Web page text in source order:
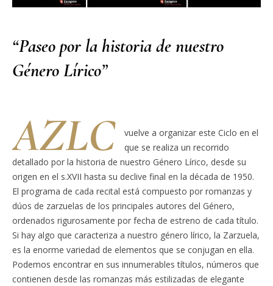
“Paseo por la historia de nuestro
Género Lírico”
AZLC
vuelve a organizar este Ciclo en el
que se realiza un recorrido
detallado por la historia de nuestro Género Lírico, desde su
origen en el s.XVII hasta su declive final en la década de 1950.
El programa de cada recital está compuesto por romanzas y
dúos de zarzuelas de los principales autores del Género,
ordenados rigurosamente por fecha de estreno de cada título.
Si hay algo que caracteriza a nuestro género lírico, la Zarzuela,
es la enorme variedad de elementos que se conjugan en ella.
Podemos encontrar en sus innumerables títulos, números que
contienen desde las romanzas más estilizadas de elegante